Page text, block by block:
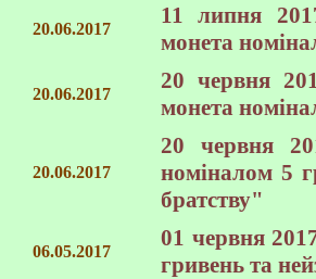
20.06.2017
11 липня
монета
20.06.2017
20 червня
монета
20.06.2017
20 червня
номіналом 5
братству"
06.05.2017
01 червня
гривень та